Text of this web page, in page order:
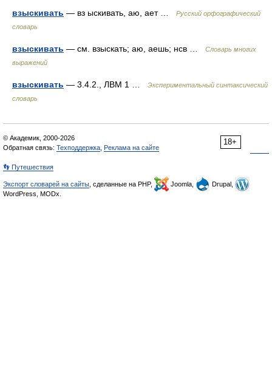
взыскивать — вз ыскивать, аю, ает …
Русский орфографический
словарь
взыскивать — см. взыскать; аю, аешь; нсв …
Словарь многих
выражений
взыскивать — 3.4.2., ЛВМ 1 …
Экспериментальный синтаксический
словарь
18+
© Академик, 2000-2026
Обратная связь: Техподдержка Реклама на сайте
👣 Путешествия
Экспорт словарей на сайты , сделанные на PHP, Joomla,
Drupal,
WordPress, MODx.